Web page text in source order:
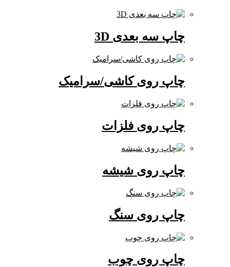
چاپ سه بعدی 3D
چاپ روی کاشی/سرامیک
چاپ روی فلزات
چاپ روی شیشه
چاپ روی سنگ
چاپ روی چوب